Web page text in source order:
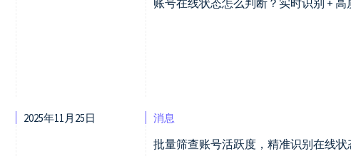
2025年11月25日 消息
批量筛查账号活跃度，精准识别在线